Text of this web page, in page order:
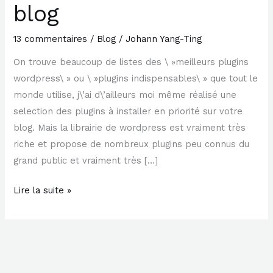
blog
13 commentaires / Blog /Johann Yang-Ting
On trouve beaucoup de listes des \ »meilleurs plugins
wordpress\ » ou \ »plugins indispensables\ » que tout le
monde utilise, j\’ai d\’ailleurs moi même réalisé une
selection des plugins à installer en priorité sur votre
blog. Mais la librairie de wordpress est vraiment très
riche et propose de nombreux plugins peu connus du
grand public et vraiment très […]
monétisation
de
votre
blog
Lire la suite »